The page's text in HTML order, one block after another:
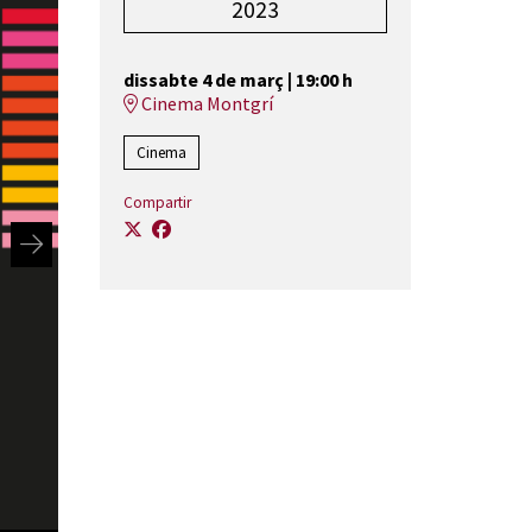
2023
dissabte 4 de març | 19:00 h
Cinema Montgrí
Cinema
Compartir